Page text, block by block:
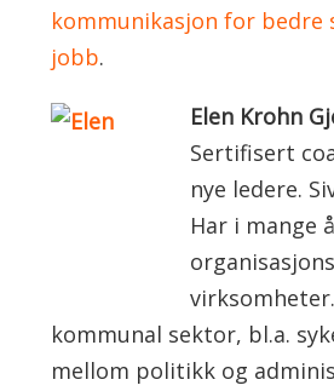
kommunikasjon for
jobb.
Elen Krohn
Sertifisert
nye ledere.
Har i mange
kommunal sektor, bl.a.
mellom politikk og